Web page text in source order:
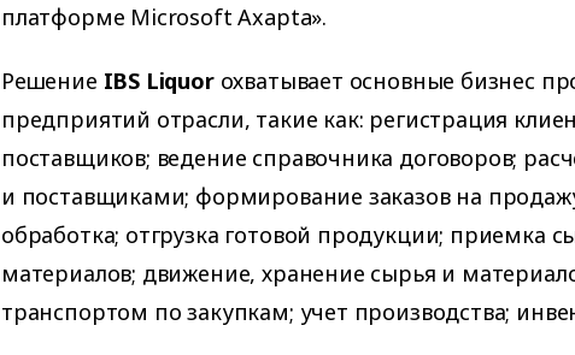
платформе Microsoft Axapta».
Решение IBS Liquorохватывает основные бизнес
предприятий отрасли, такие как: регистрация
поставщиков; ведение справочника договоров;
и поставщиками; формирование заказов на
обработка; отгрузка готовой продукции; приемка
материалов; движение, хранение сырья и
транспортом по закупкам; учет производства;